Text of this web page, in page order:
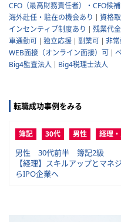
CFO（最高財務責任者）・CFO候補
海外赴任・駐在の機会あり
資格
インセンティブ制度あり
残業代
車通勤可
独立応援 副業可 非
WEB面接（オンライン面接）可
Big4監査法人
Big4税理士法人
転職成功事例をみる
簿記 30代 男性 経理
男性 30代前半 簿記2級
【経理】スキルアップとマ
らIPO企業へ